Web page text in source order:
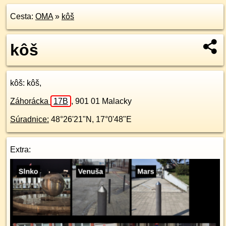
Cesta: OMA» kôš
kôš
kôš: kôš,
Záhorácka 17B , 901 01 Malacky
Súradnice: 48°26'21"N , 17°0'48"E
Extra: